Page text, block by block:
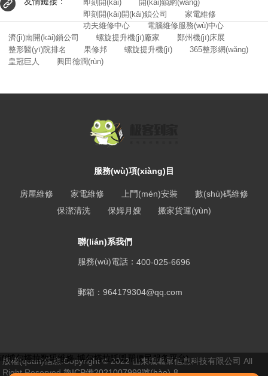
if(博尔塔拉数码维修-博尔塔拉呱呱帮便民服务平台)
即刻開(kāi)
開(kāi)鎖網(wǎng)
即刻開(kāi)開(kāi)鎖公司
家電維修
功夫維修中心
電腦維修服務(wù)中心
濟(jì)南開(kāi)鎖公司
螺旋提升機(jī)廠家
鄭州機(jī)床展
整形醫(yī)院排名
果修邦 螺旋提升機(jī)
365整形網(wǎng)
皇冠巨人
興田德潤(rùn)
服務(wù)項(xiàng)目
房屋維修 家電維修 上門(mén)安裝
數(shù)碼維修
保潔清洗
保姆月嫂 搬家貨運(yùn)
聯(lián)系我們
服務(wù)電話： 400-025-6696
郵箱： 964179304@qq.com
版權(quán)信息:Copyright © 2022 山東呱呱幫信息科技有限公司 All
Right Reserved魯ICP備2021007999號(hào)-8